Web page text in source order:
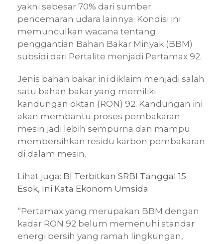
yakni sebesar 70% dari sumber
pencemaran udara lainnya. Kondisi ini
memunculkan wacana tentang
penggantian Bahan Bakar Minyak (BBM)
subsidi dari Pertalite menjadi Pertamax 92.
Jenis bahan bakar ini diklaim menjadi salah
satu bahan bakar yang memiliki
kandungan oktan (RON) 92. Kandungan ini
akan membantu proses pembakaran
mesin jadi lebih sempurna dan mampu
membersihkan residu karbon pembakaran
di dalam mesin.
Lihat juga: BI Terbitkan SRBI Tanggal 15
Esok, Ini Kata Ekonom Umsida
“Pertamax yang merupakan BBM dengan
kadar RON 92 belum memenuhi standar
energi bersih yang ramah lingkungan,